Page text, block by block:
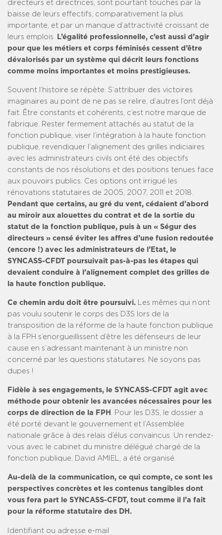
directeurs et directrices, sont pourtant touchés par la
baisse de leurs effectifs, comparativement la plus
importante, et par un manque d’attractivité croissant de
leurs emplois.
L’égalité professionnelle, c’est aussi d’agir
pour que les métiers et corps féminisés cessent d’être
dévalorisés par un système qui décrit leurs fonctions
comme moins importantes et moins prestigieuses.
Souvent l’histoire se répète. S’attribuer des victoires
imaginaires au point de ne pas se relire, d’autres l’ont déjà
fait. Être constants et cohérents, c’est notre marque de
fabrique. Rester fermement attachés au statut de la
fonction publique, viser l’intégration à la haute fonction
publique, revendiquer l’alignement des grilles indiciaires
avec les administrateurs civils ont été des objectifs
constants de nos résolutions et des positions tenues face
aux pouvoirs publics. Ces options ont irrigué les
rénovations statutaires de 2005, 2007, 2011 et 2018.
Pendant que certains, au gré du vent, cédaient d’abord
au miroir aux alouettes du contrat et de la sortie du
statut de la fonction publique, puis à un « Ségur des
directeurs » censé éviter les affres d’une fusion redoutée
(encore !) avec les administrateurs de l’Etat, le
SYNCASS-CFDT poursuivait pas-à-pas les étapes qui
devaient conduire à l’alignement complet des grilles de
la haute fonction publique.
Ce chemin ardu doit être poursuivi. Les mêmes qui n’ont
pas voulu soutenir le corps des D3S lors de la
transposition de la réforme de la haute fonction publique
à la FPH s’enorgueillissent d’être les défenseurs de leur
cause en s’adressant maintenant à un ministre non
concerné par les questions statutaires. Ne soyons pas
dupes !
Fidèle à ses engagements, le SYNCASS-CFDT agit avec
méthode pour obtenir les avancées nécessaires pour les
corps de direction de la FPH
. Pour les D3S, le dossier a
été porté devant le gouvernement et l’Assemblée
nationale grâce à des relais d’élus convaincus. Un rendez-
vous avec le cabinet du ministre délégué chargé de la
fonction publique, David AMIEL, a été organisé.
Au-delà de la communication, ce qui compte, ce sont les
perspectives concrètes et les contenus tangibles dont
vous fera part le SYNCASS-CFDT, tout comme il l’a fait
pour la réforme statutaire des DH.
Identifiant ou adresse e-mail